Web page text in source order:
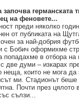
започва
на феновете...
преди няколко
от публиката на
за най-добрия
с Бобич оформихме
попадахме в отбора
с две думи – изкарах
неща, които не мога
ми. Стадионът
Почти през
сълзи...